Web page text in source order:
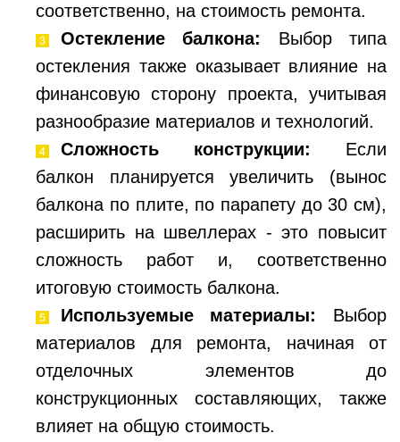
соответственно, на стоимость ремонта.
Остекление балкона: Выбор типа
остекления также оказывает влияние на
финансовую сторону проекта, учитывая
разнообразие материалов и технологий.
Сложность конструкции: Если
балкон планируется увеличить (вынос
балкона по плите, по парапету до 30 см),
расширить на швеллерах - это повысит
сложность работ и, соответственно
итоговую стоимость балкона.
Используемые материалы: Выбор
материалов для ремонта, начиная от
отделочных элементов до
конструкционных составляющих, также
влияет на общую стоимость.